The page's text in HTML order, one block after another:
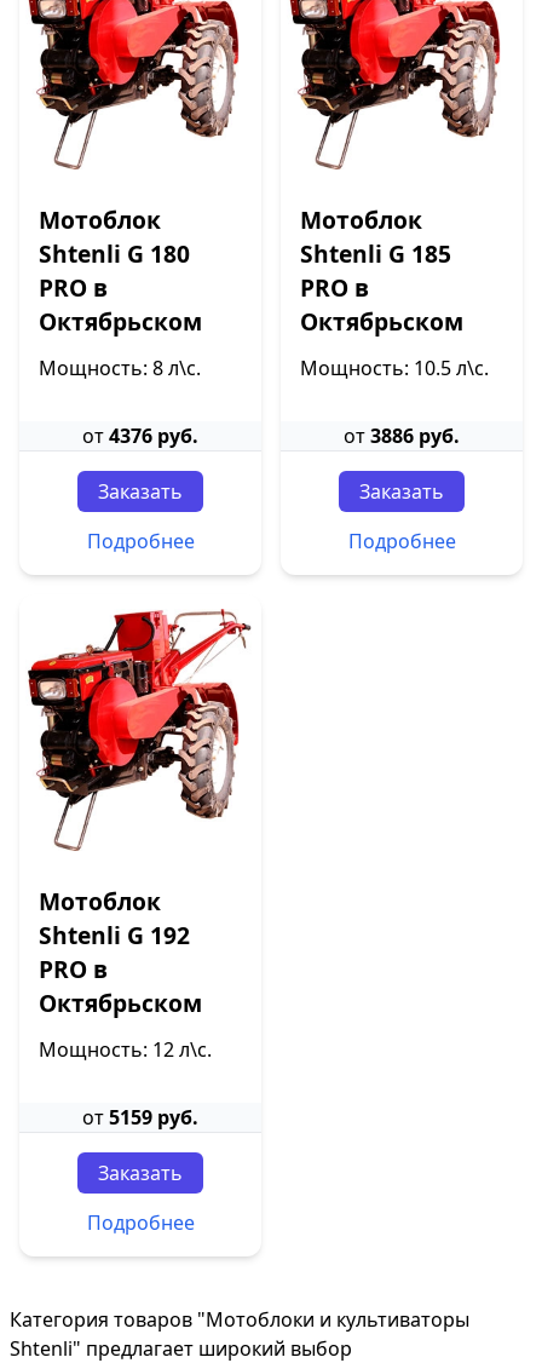
Мотоблок
Shtenli G 180
PRO в
Октябрьском
Мощность: 8 л\с.
от4376 руб.
Заказать
Подробнее
Мотоблок
Shtenli G 185
PRO в
Октябрьском
Мощность: 10.5 л\с.
от3886 руб.
Заказать
Подробнее
Мотоблок
Shtenli G 192
PRO в
Октябрьском
Мощность: 12 л\с.
от5159 руб.
Заказать
Подробнее
Категория товаров "Мотоблоки и культиваторы
Shtenli" предлагает широкий выбор